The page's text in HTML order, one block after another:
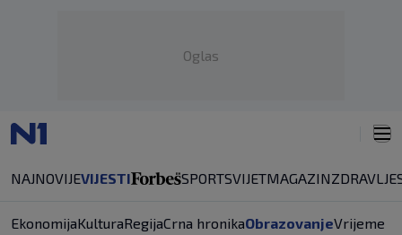
Oglas
NAJNOVIJEVIJESTI SPORTSVIJETMAGAZINZDRAVLJE
EkonomijaKulturaRegijaCrna hronikaObrazovanjeVrijeme